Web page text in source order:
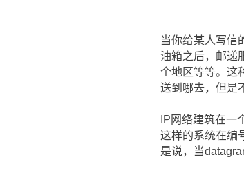
当你给某人写信
油箱之后，邮递
个地区等等。这
送到哪去，但是
IP网络建筑在
这样的系统在编
是说，当